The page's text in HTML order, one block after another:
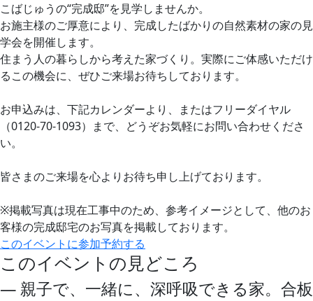
こばじゅうの“完成邸”を見学しませんか。
お施主様のご厚意により、完成したばかりの自然素材の家の見
学会を開催します。
住まう人の暮らしから考えた家づくり。実際にご体感いただけ
るこの機会に、ぜひご来場お待ちしております。
お申込みは、下記カレンダーより、またはフリーダイヤル
（0120-70-1093）まで、どうぞお気軽にお問い合わせくださ
い。
皆さまのご来場を心よりお待ち申し上げております。
※掲載写真は現在工事中のため、参考イメージとして、他のお
客様の完成邸宅のお写真を掲載しております。
このイベントに参加予約する
このイベントの見どころ
― 親子で、一緒に、深呼吸できる家。合